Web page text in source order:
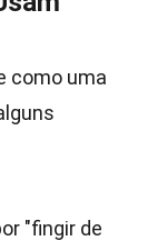
como uma
"fingir de